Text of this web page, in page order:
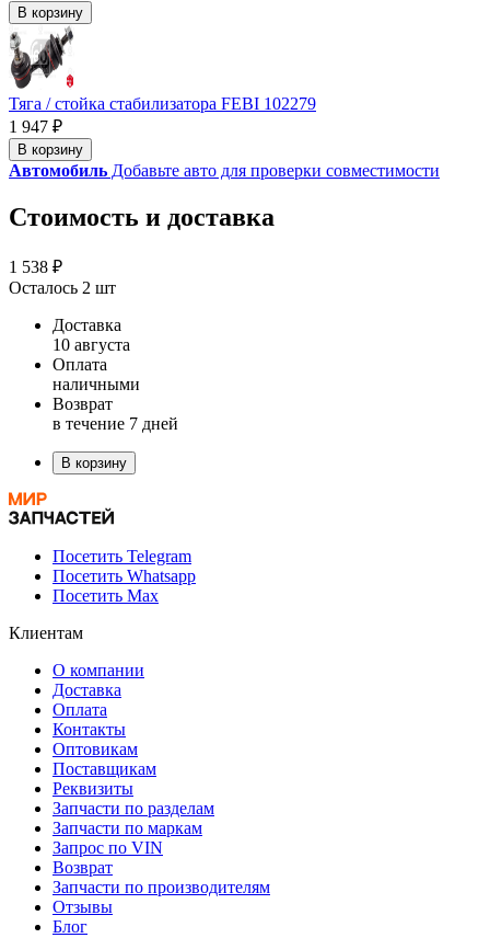
В корзину
Тяга / стойка стабилизатора FEBI 102279
1 947 ₽
В корзину
Автомобиль Добавьте авто для проверки совместимости
Стоимость и доставка
1 538 ₽
Осталось 2 шт
Доставка
10 августа
Оплата
наличными
Возврат
в течение 7 дней
В корзину
Посетить Telegram
Посетить Whatsapp
Посетить Max
Клиентам
О компании
Доставка
Оплата
Контакты
Оптовикам
Поставщикам
Реквизиты
Запчасти по разделам
Запчасти по маркам
Запрос по VIN
Возврат
Запчасти по производителям
Отзывы
Блог